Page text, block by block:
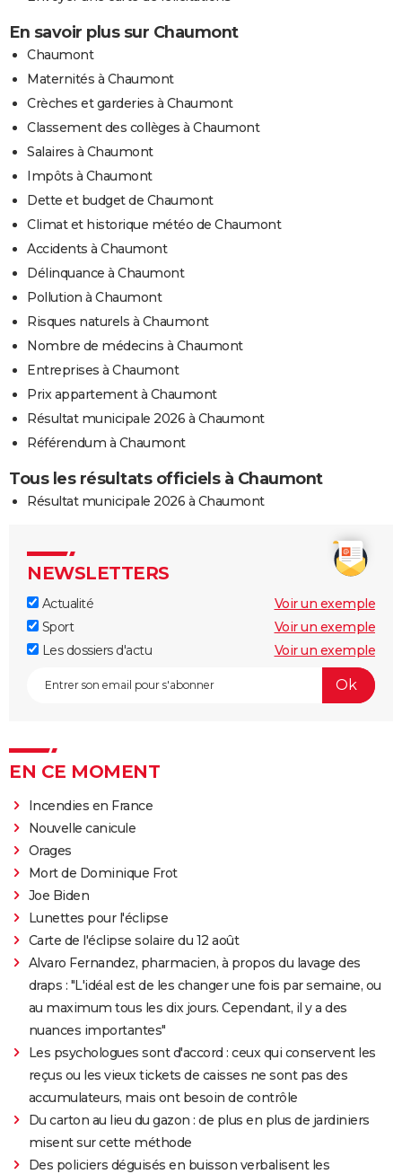
En savoir plus sur Chaumont
Chaumont
Maternités à Chaumont
Crèches et garderies à Chaumont
Classement des collèges à Chaumont
Salaires à Chaumont
Impôts à Chaumont
Dette et budget de Chaumont
Climat et historique météo de Chaumont
Accidents à Chaumont
Délinquance à Chaumont
Pollution à Chaumont
Risques naturels à Chaumont
Nombre de médecins à Chaumont
Entreprises à Chaumont
Prix appartement à Chaumont
Résultat municipale 2026 à Chaumont
Référendum à Chaumont
Tous les résultats officiels à Chaumont
Résultat municipale 2026 à Chaumont
NEWSLETTERS
Actualité
Voir un exemple
Sport
Voir un exemple
Les dossiers d'actu
Voir un exemple
EN CE MOMENT
Incendies en France
Nouvelle canicule
Orages
Mort de Dominique Frot
Joe Biden
Lunettes pour l'éclipse
Carte de l'éclipse solaire du 12 août
Alvaro Fernandez, pharmacien, à propos du lavage des
draps : "L'idéal est de les changer une fois par semaine, ou
au maximum tous les dix jours. Cependant, il y a des
nuances importantes"
Les psychologues sont d'accord : ceux qui conservent les
reçus ou les vieux tickets de caisses ne sont pas des
accumulateurs, mais ont besoin de contrôle
Du carton au lieu du gazon : de plus en plus de jardiniers
misent sur cette méthode
Des policiers déguisés en buisson verbalisent les